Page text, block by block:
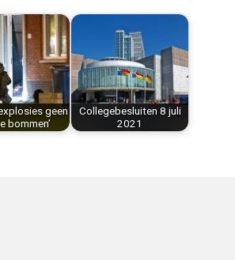
geen
bommen’
Collegebesluiten 8 juli
2021